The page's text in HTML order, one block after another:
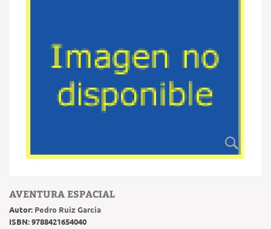
AVENTURA ESPACIAL
Autor: Pedro Ruiz Garcia
ISBN:9788421654040